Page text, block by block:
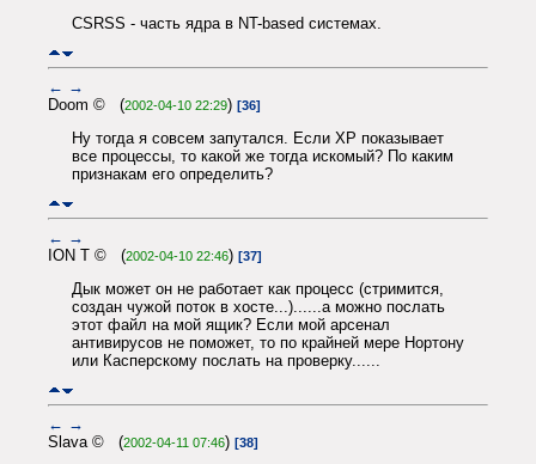
CSRSS - часть ядра в NT-based системах.
← →
Doom © (2002-04-10 22:29) [36]
Ну тогда я совсем запутался. Если ХР показывает
все процессы, то какой же тогда искомый? По каким
признакам его определить?
← →
ION T © (2002-04-10 22:46) [37]
Дык может он не работает как процесс (стримится,
создан чужой поток в хосте...)......а можно послать
этот файл на мой ящик? Если мой арсенал
антивирусов не поможет, то по крайней мере Нортону
или Касперскому послать на проверку......
← →
Slava © (2002-04-11 07:46) [38]